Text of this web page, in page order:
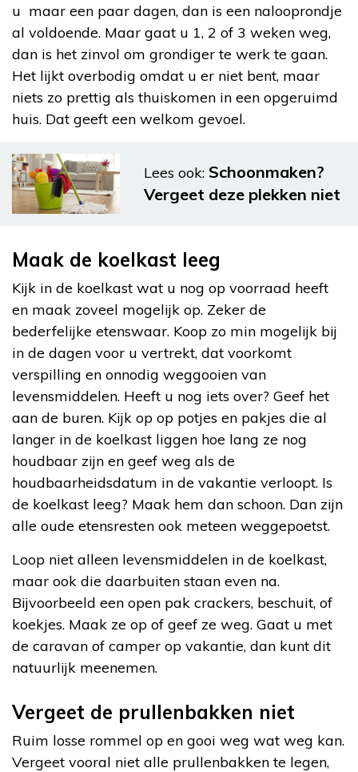
u maar een paar dagen, dan is een nalooprondje
al voldoende. Maar gaat u 1, 2 of 3 weken weg,
dan is het zinvol om grondiger te werk te gaan.
Het lijkt overbodig omdat u er niet bent, maar
niets zo prettig als thuiskomen in een opgeruimd
huis. Dat geeft een welkom gevoel.
Lees ook: Schoonmaken?
Vergeet deze plekken niet
Maak de koelkast leeg
Kijk in de koelkast wat u nog op voorraad heeft
en maak zoveel mogelijk op. Zeker de
bederfelijke etenswaar. Koop zo min mogelijk bij
in de dagen voor u vertrekt, dat voorkomt
verspilling en onnodig weggooien van
levensmiddelen. Heeft u nog iets over? Geef het
aan de buren. Kijk op op potjes en pakjes die al
langer in de koelkast liggen hoe lang ze nog
houdbaar zijn en geef weg als de
houdbaarheidsdatum in de vakantie verloopt. Is
de koelkast leeg? Maak hem dan schoon. Dan zijn
alle oude etensresten ook meteen weggepoetst.
Loop niet alleen levensmiddelen in de koelkast,
maar ook die daarbuiten staan even na.
Bijvoorbeeld een open pak crackers, beschuit, of
koekjes. Maak ze op of geef ze weg. Gaat u met
de caravan of camper op vakantie, dan kunt dit
natuurlijk meenemen.
Vergeet de prullenbakken niet
Ruim losse rommel op en gooi weg wat weg kan.
Vergeet vooral niet alle prullenbakken te legen,